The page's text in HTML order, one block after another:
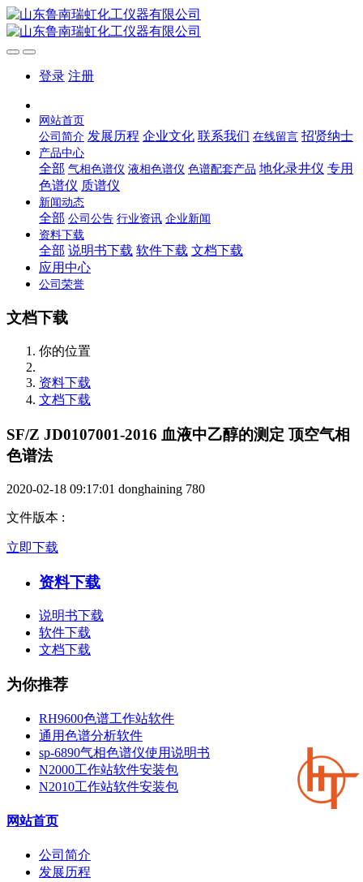
登录 注册
网站首页
公司简介 发展历程 企业文化 联系我们 在线留言 招贤纳士
产品中心
全部 气相色谱仪 液相色谱仪 色谱配套产品 地化录井仪 专用
色谱仪 质谱仪
新闻动态
全部 公司公告 行业资讯 企业新闻
资料下载
全部 说明书下载 软件下载 文档下载
应用中心
公司荣誉
文档下载
你的位置
资料下载
文档下载
SF/Z JD0107001-2016 血液中乙醇的测定 顶空气相
色谱法
2020-02-18 09:17:01 donghaining 780
文件版本 :
立即下载
资料下载
说明书下载
软件下载
文档下载
为你推荐
RH9600色谱工作站软件
通用色谱分析软件
sp-6890气相色谱仪使用说明书
N2000工作站软件安装包
N2010工作站软件安装包
网站首页
公司简介
发展历程